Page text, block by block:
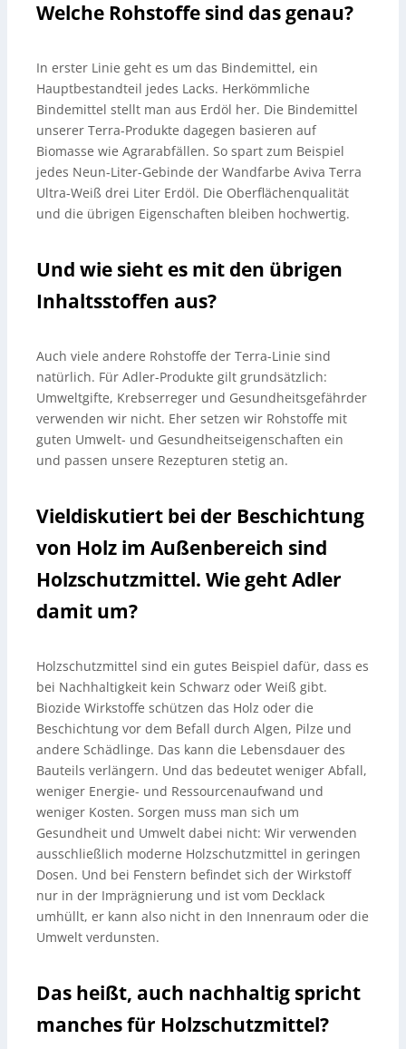
Welche Rohstoffe sind das genau?
In erster Linie geht es um das Bindemittel, ein
Hauptbestandteil jedes Lacks. Herkömmliche
Bindemittel stellt man aus Erdöl her. Die Bindemittel
unserer Terra-Produkte dagegen basieren auf
Biomasse wie Agrarabfällen. So spart zum Beispiel
jedes Neun-Liter-Gebinde der Wandfarbe Aviva Terra
Ultra-Weiß drei Liter Erdöl. Die Oberflächenqualität
und die übrigen Eigenschaften bleiben hochwertig.
Und wie sieht es mit den übrigen
Inhaltsstoffen aus?
Auch viele andere Rohstoffe der Terra-Linie sind
natürlich. Für Adler-Produkte gilt grundsätzlich:
Umweltgifte, Krebserreger und Gesundheitsgefährder
verwenden wir nicht. Eher setzen wir Rohstoffe mit
guten Umwelt- und Gesundheitseigenschaften ein
und passen unsere Rezepturen stetig an.
Vieldiskutiert bei der Beschichtung
von Holz im Außenbereich sind
Holzschutzmittel. Wie geht Adler
damit um?
Holzschutzmittel sind ein gutes Beispiel dafür, dass es
bei Nachhaltigkeit kein Schwarz oder Weiß gibt.
Biozide Wirkstoffe schützen das Holz oder die
Beschichtung vor dem Befall durch Algen, Pilze und
andere Schädlinge. Das kann die Lebensdauer des
Bauteils verlängern. Und das bedeutet weniger Abfall,
weniger Energie- und Ressourcenaufwand und
weniger Kosten. Sorgen muss man sich um
Gesundheit und Umwelt dabei nicht: Wir verwenden
ausschließlich moderne Holzschutzmittel in geringen
Dosen. Und bei Fenstern befindet sich der Wirkstoff
nur in der Imprägnierung und ist vom Decklack
umhüllt, er kann also nicht in den Innenraum oder die
Umwelt verdunsten.
Das heißt, auch nachhaltig spricht
manches für Holzschutzmittel?